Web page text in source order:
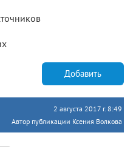
Добавить
2 августа 2017 г. 8:49
Автор публикации Ксения Волкова